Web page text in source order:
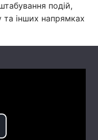
подій,
інших напрямках